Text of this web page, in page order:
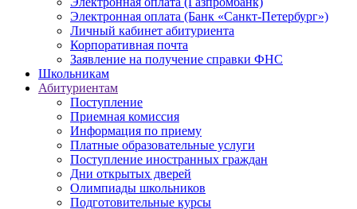
Электронная оплата (Банк «Санкт-Петербург»)
Личный кабинет абитуриента
Корпоративная почта
Заявление на получение справки ФНС
Школьникам
Абитуриентам
Поступление
Приемная комиссия
Информация по приему
Платные образовательные услуги
Поступление иностранных граждан
Дни открытых дверей
Олимпиады школьников
Подготовительные курсы